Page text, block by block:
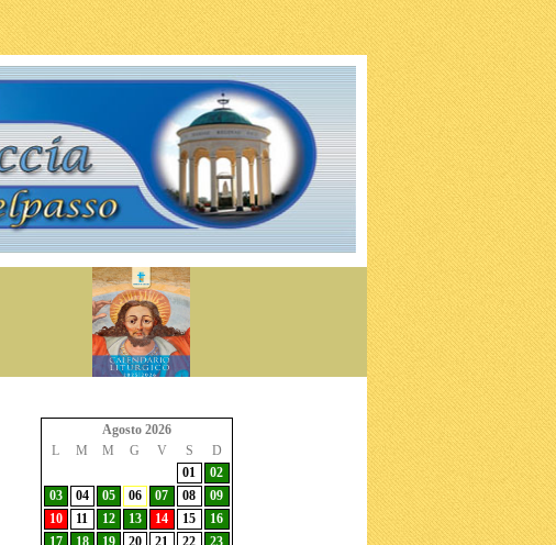
Agosto 2026
L
M M G V S
D
01
02
03
04 05 06 07 08
09
10
11 12 13 14 15
16
17
18 19 20 21 22
23